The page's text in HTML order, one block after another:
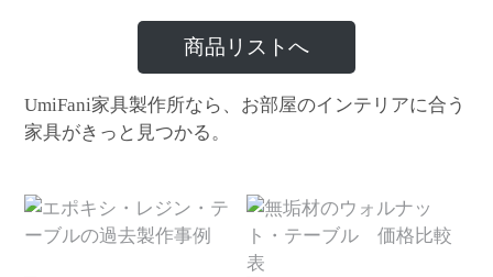
商品リストへ
UmiFani家具製作所なら、お部屋のインテリアに合う
家具がきっと見つかる。